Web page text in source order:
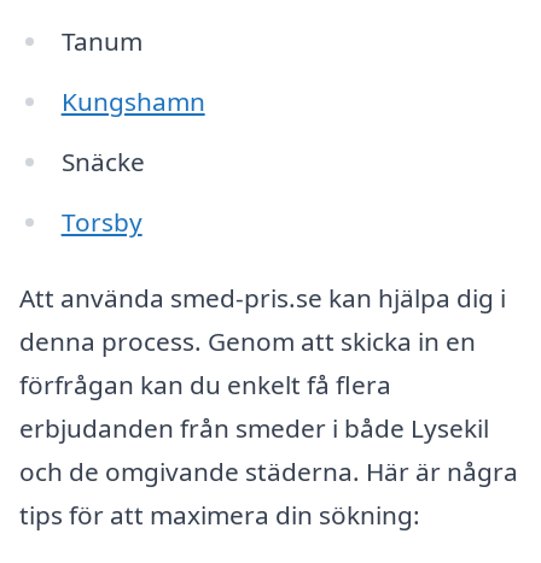
Tanum
Kungshamn
Snäcke
Torsby
Att använda smed-pris.se kan hjälpa dig i
denna process. Genom att skicka in en
förfrågan kan du enkelt få flera
erbjudanden från smeder i både Lysekil
och de omgivande städerna. Här är några
tips för att maximera din sökning: